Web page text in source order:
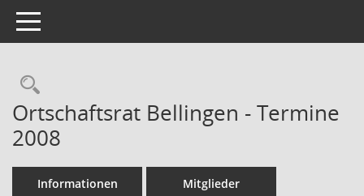
Toggle navigation
Rechercheauswahl
Ortschaftsrat Bellingen - Termine
2008
Informationen Mitglieder